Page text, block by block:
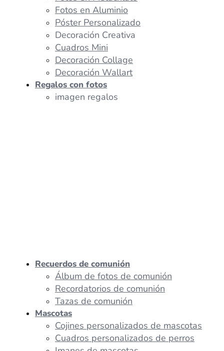
Fotos en Aluminio
Póster Personalizado
Decoración Creativa
Cuadros Mini
Decoración Collage
Decoración Wallart
Regalos con fotos
imagen regalos
Recuerdos de comunión
Álbum de fotos de comunión
Recordatorios de comunión
Tazas de comunión
Mascotas
Cojines personalizados de mascotas
Cuadros personalizados de perros